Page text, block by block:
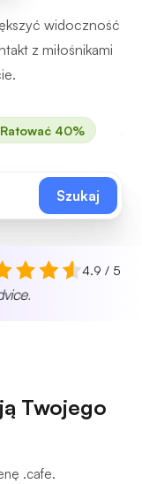
widoczność
z miłośnikami
Ratować 40%
Szukaj
4.9 / 5
Twojego
.cafe.